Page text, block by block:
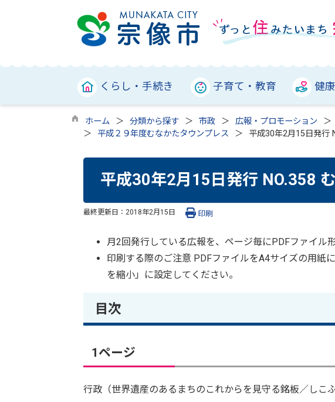
くらし・手続き 子育て・教育 健
ホーム 分類から探す 市政 広報・プロモーション
平成２９年度むなかたタウンプレス
平成30年2月15日発行
平成30年2月15日発行 NO.358
最終更新日： 2018年2月15日 印刷
月2回発行している広報を、ページ毎にPDFファイル
印刷する際のご注意 PDFファイルをA4サイズの用紙
を縮小」に設定してください。
目次
1ページ
行政（世界遺産のあるまちのこれからを見守る銘板／しこ